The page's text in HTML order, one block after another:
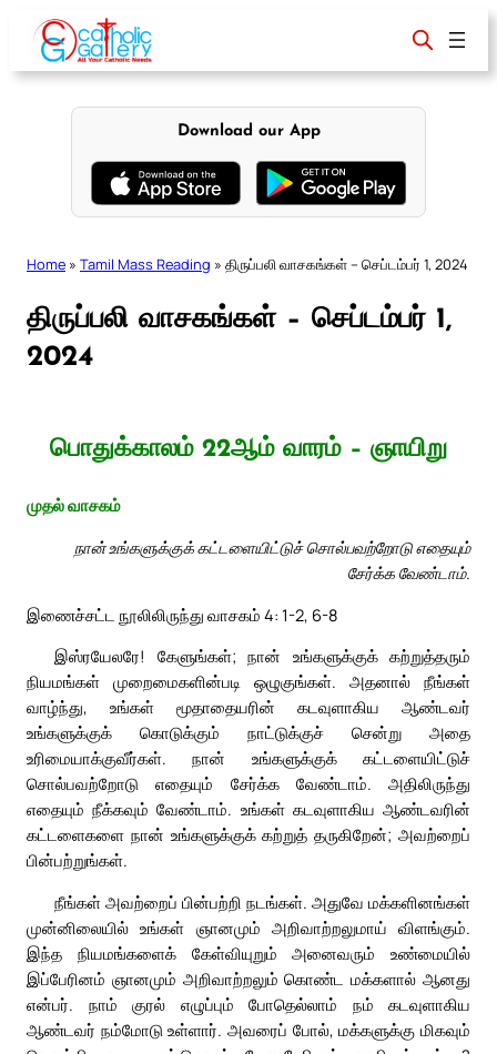
content
Download our App
Home » Tamil Mass Reading » திருப்பலி வாசகங்கள் – செப்டம்பர் 1, 2024
திருப்பலி வாசகங்கள் – செப்டம்பர் 1,
2024
பொதுக்காலம் 22ஆம் வாரம் – ஞாயிறு
முதல் வாசகம்
நான் உங்களுக்குக் கட்டளையிட்டுச் சொல்பவற்றோடு எதையும்
சேர்க்க வேண்டாம்.
இணைச்சட்ட நூலிலிருந்து வாசகம் 4: 1-2, 6-8
இஸ்ரயேலரே! கேளுங்கள்; நான் உங்களுக்குக் கற்றுத்தரும்
நியமங்கள் முறைமைகளின்படி ஒழுகுங்கள். அதனால் நீங்கள்
வாழ்ந்து, உங்கள் மூதாதையரின் கடவுளாகிய ஆண்டவர்
உங்களுக்குக் கொடுக்கும் நாட்டுக்குச் சென்று அதை
உரிமையாக்குவீர்கள். நான் உங்களுக்குக் கட்டளையிட்டுச்
சொல்பவற்றோடு எதையும் சேர்க்க வேண்டாம். அதிலிருந்து
எதையும் நீக்கவும் வேண்டாம். உங்கள் கடவுளாகிய ஆண்டவரின்
கட்டளைகளை நான் உங்களுக்குக் கற்றுத் தருகிறேன்; அவற்றைப்
பின்பற்றுங்கள்.
நீங்கள் அவற்றைப் பின்பற்றி நடங்கள். அதுவே மக்களினங்கள்
முன்னிலையில் உங்கள் ஞானமும் அறிவாற்றலுமாய் விளங்கும்.
இந்த நியமங்களைக் கேள்வியுறும் அனைவரும் உண்மையில்
இப்பேரினம் ஞானமும் அறிவாற்றலும் கொண்ட மக்களால் ஆனது
என்பர். நாம் குரல் எழுப்பும் போதெல்லாம் நம் கடவுளாகிய
ஆண்டவர் நம்மோடு உள்ளார். அவரைப் போல், மக்களுக்கு மிகவும்